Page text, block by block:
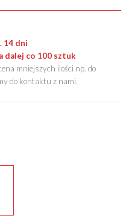
14 dni
dalej co 100 sztuk
mniejszych ilości np. do
do kontaktu z nami.